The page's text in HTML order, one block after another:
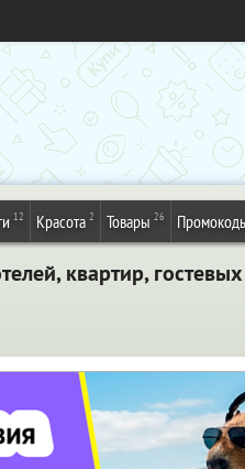
12 Красота 2 Товары 26
квартир,